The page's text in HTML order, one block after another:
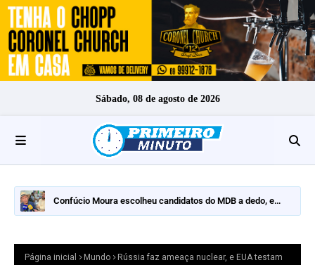
Sábado, 08 de agosto de 2026
Confúcio Moura escolheu candidatos do MDB a dedo, e
Página inicial Mundo
Rússia faz ameaça nuclear, e EUA testam